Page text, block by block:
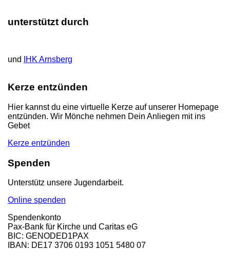
unterstützt durch
und IHK Arnsberg
Kerze entzünden
Hier kannst du eine virtuelle Kerze auf unserer Homepage
entzünden. Wir Mönche nehmen Dein Anliegen mit ins
Gebet
Kerze entzünden
Spenden
Unterstütz unsere Jugendarbeit.
Online spenden
Spendenkonto
Pax-Bank für Kirche und Caritas eG
BIC: GENODED1PAX
IBAN: DE17 3706 0193 1051 5480 07